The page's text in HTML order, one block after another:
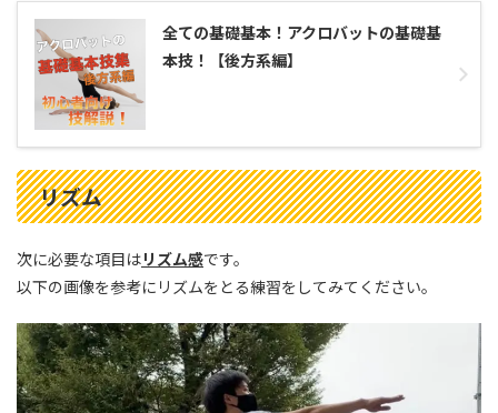
全ての基礎基本！アクロバットの基礎基
本技！【後方系編】
リズム
次に必要な項目はリズム感です。
以下の画像を参考にリズムをとる練習をしてみてください。